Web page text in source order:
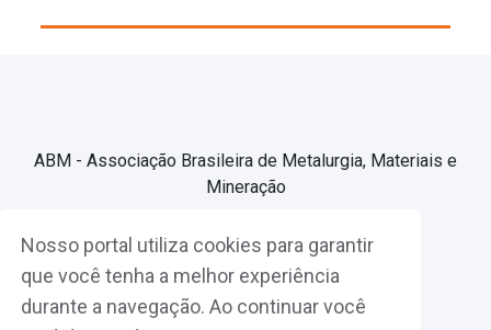
Nosso portal utiliza cookies para garantir
que você tenha a melhor experiência
durante a navegação. Ao continuar você
ABM - Associação Brasileira de Metalurgia, Materiais e
Mineração
Associe-se